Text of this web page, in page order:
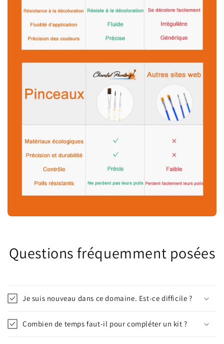
Questions fréquemment posées
Je suis nouveau dans ce domaine. Est-ce difficile ?
Combien de temps faut-il pour compléter un kit ?